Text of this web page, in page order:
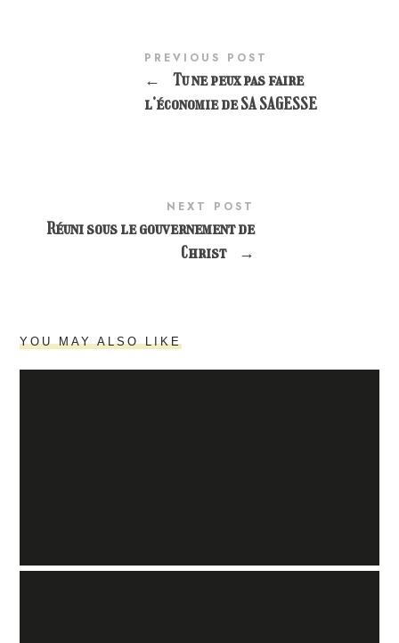
PREVIOUS POST
←
Tu ne peux pas faire
l’économie de SA SAGESSE
NEXT POST
Réuni sous le gouvernement de
Christ
→
YOU MAY ALSO LIKE